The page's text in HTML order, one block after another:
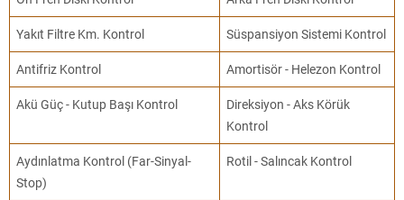
Yakıt Filtre Km. Kontrol Süspansiyon Sistemi Kontrol
Antifriz Kontrol Amortisör - Helezon Kontrol
Akü Güç - Kutup Başı Kontrol
Direksiyon - Aks Körük
Kontrol
Aydınlatma Kontrol (Far-Sinyal-
Stop)
Rotil - Salıncak Kontrol